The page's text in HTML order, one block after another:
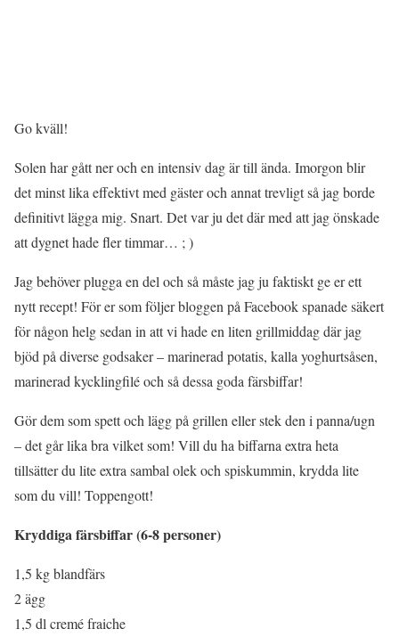
Go kväll!
Solen har gått ner och en intensiv dag är till ända. Imorgon blir
det minst lika effektivt med gäster och annat trevligt så jag borde
definitivt lägga mig. Snart. Det var ju det där med att jag önskade
att dygnet hade fler timmar… ; )
Jag behöver plugga en del och så måste jag ju faktiskt ge er ett
nytt recept! För er som följer bloggen på Facebook spanade säkert
för någon helg sedan in att vi hade en liten grillmiddag där jag
bjöd på diverse godsaker – marinerad potatis, kalla yoghurtsåsen,
marinerad kycklingfilé och så dessa goda färsbiffar!
Gör dem som spett och lägg på grillen eller stek den i panna/ugn
– det går lika bra vilket som! Vill du ha biffarna extra heta
tillsätter du lite extra sambal olek och spiskummin, krydda lite
som du vill! Toppengott!
Kryddiga färsbiffar (6-8 personer)
1,5 kg blandfärs
2 ägg
1,5 dl cremé fraiche